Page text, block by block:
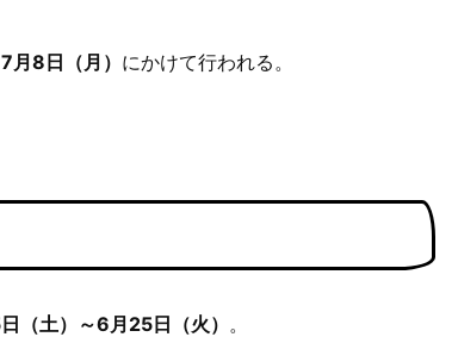
月8日（月） にかけて行われる。
（土）～6月25日（火） 。